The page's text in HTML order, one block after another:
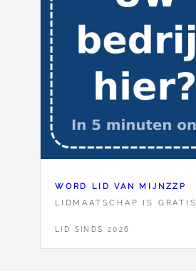
WORD LID VAN MIJNZZP
LIDMAATSCHAP IS GRATIS
LID SINDS 2026